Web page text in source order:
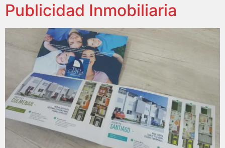
Publicidad Inmobiliaria